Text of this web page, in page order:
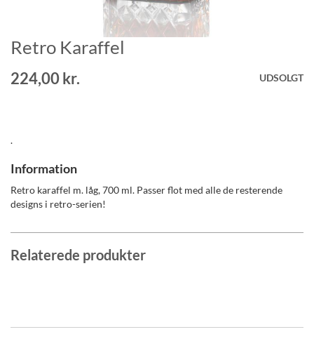
Gå
til
starten
af
Retro Karaffel
224,00 kr. UDSOLGT
.
Information
Retro karaffel m. låg, 700 ml. Passer flot med alle de resterende
designs i retro-serien!
Relaterede produkter